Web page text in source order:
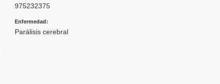
975232375
Enfermedad:
Parálisis cerebral